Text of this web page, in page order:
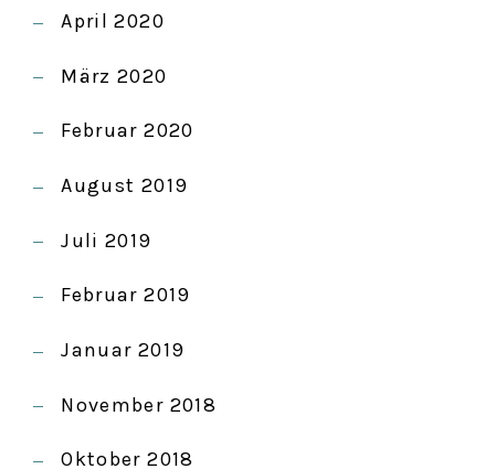
April 2020
März 2020
Februar 2020
August 2019
Juli 2019
Februar 2019
Januar 2019
November 2018
Oktober 2018